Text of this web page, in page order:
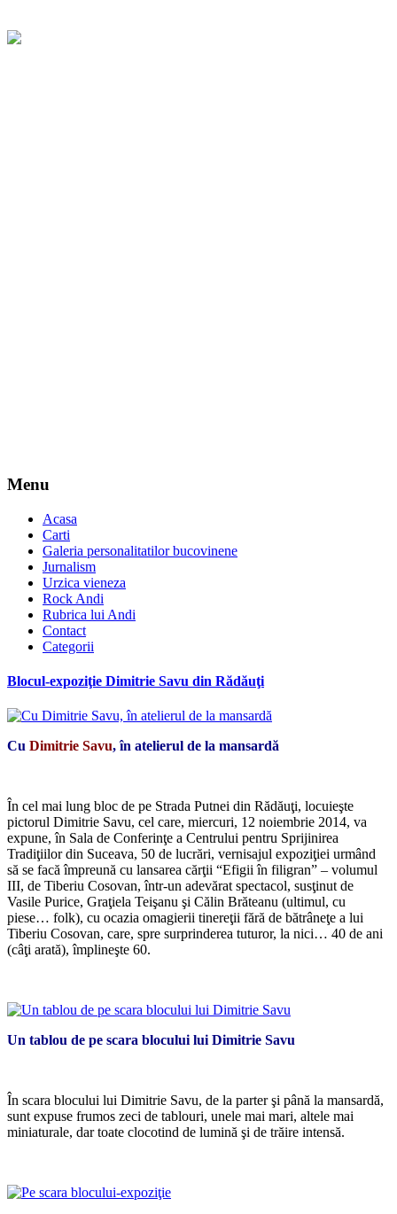
Menu
Acasa
Carti
Galeria personalitatilor bucovinene
Jurnalism
Urzica vieneza
Rock Andi
Rubrica lui Andi
Contact
Categorii
Blocul-expoziţie Dimitrie Savu din Rădăuţi
Cu Dimitrie Savu, în atelierul de la mansardă
În cel mai lung bloc de pe Strada Putnei din Rădăuţi, locuieşte
pictorul Dimitrie Savu, cel care, miercuri, 12 noiembrie 2014, va
expune, în Sala de Conferinţe a Centrului pentru Sprijinirea
Tradiţiilor din Suceava, 50 de lucrări, vernisajul expoziţiei urmând
să se facă împreună cu lansarea cărţii “Efigii în filigran” – volumul
III, de Tiberiu Cosovan, într-un adevărat spectacol, susţinut de
Vasile Purice, Graţiela Teişanu şi Călin Brăteanu (ultimul, cu
piese… folk), cu ocazia omagierii tinereţii fără de bătrâneţe a lui
Tiberiu Cosovan, care, spre surprinderea tuturor, la nici… 40 de ani
(câţi arată), împlineşte 60.
Un tablou de pe scara blocului lui Dimitrie Savu
În scara blocului lui Dimitrie Savu, de la parter şi până la mansardă,
sunt expuse frumos zeci de tablouri, unele mai mari, altele mai
miniaturale, dar toate clocotind de lumină şi de trăire intensă.